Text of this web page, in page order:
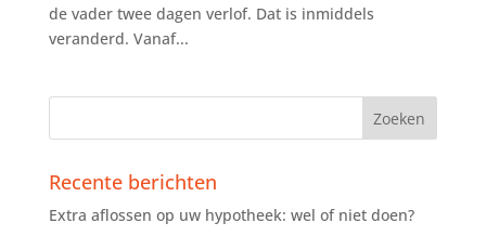
de vader twee dagen verlof. Dat is inmiddels
veranderd. Vanaf...
Recente berichten
Extra aflossen op uw hypotheek: wel of niet doen?